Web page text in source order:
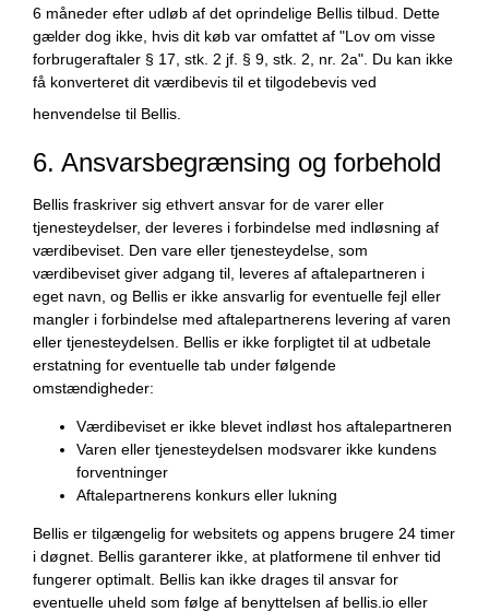
6 måneder efter udløb af det oprindelige Bellis tilbud. Dette
gælder dog ikke, hvis dit køb var omfattet af "Lov om visse
forbrugeraftaler § 17, stk. 2 jf. § 9, stk. 2, nr. 2a". Du kan ikke
få konverteret dit værdibevis til et tilgodebevis ved
henvendelse til Bellis.
6. Ansvarsbegrænsing og forbehold
Bellis fraskriver sig ethvert ansvar for de varer eller
tjenesteydelser, der leveres i forbindelse med indløsning af
værdibeviset. Den vare eller tjenesteydelse, som
værdibeviset giver adgang til, leveres af aftalepartneren i
eget navn, og Bellis er ikke ansvarlig for eventuelle fejl eller
mangler i forbindelse med aftalepartnerens levering af varen
eller tjenesteydelsen. Bellis er ikke forpligtet til at udbetale
erstatning for eventuelle tab under følgende
omstændigheder:
Værdibeviset er ikke blevet indløst hos aftalepartneren
Varen eller tjenesteydelsen modsvarer ikke kundens
forventninger
Aftalepartnerens konkurs eller lukning
Bellis er tilgængelig for websitets og appens brugere 24 timer
i døgnet. Bellis garanterer ikke, at platformene til enhver tid
fungerer optimalt. Bellis kan ikke drages til ansvar for
eventuelle uheld som følge af benyttelsen af bellis.io eller